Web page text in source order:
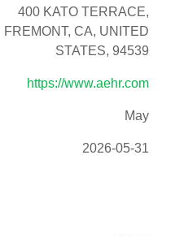
400 KATO TERRACE,
FREMONT, CA, UNITED
STATES, 94539
https://www.aehr.com
May
2026-05-31